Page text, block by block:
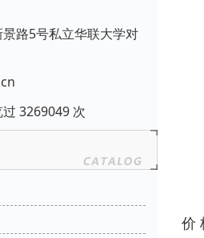
路5号私立华联大学对
3269049 次
价